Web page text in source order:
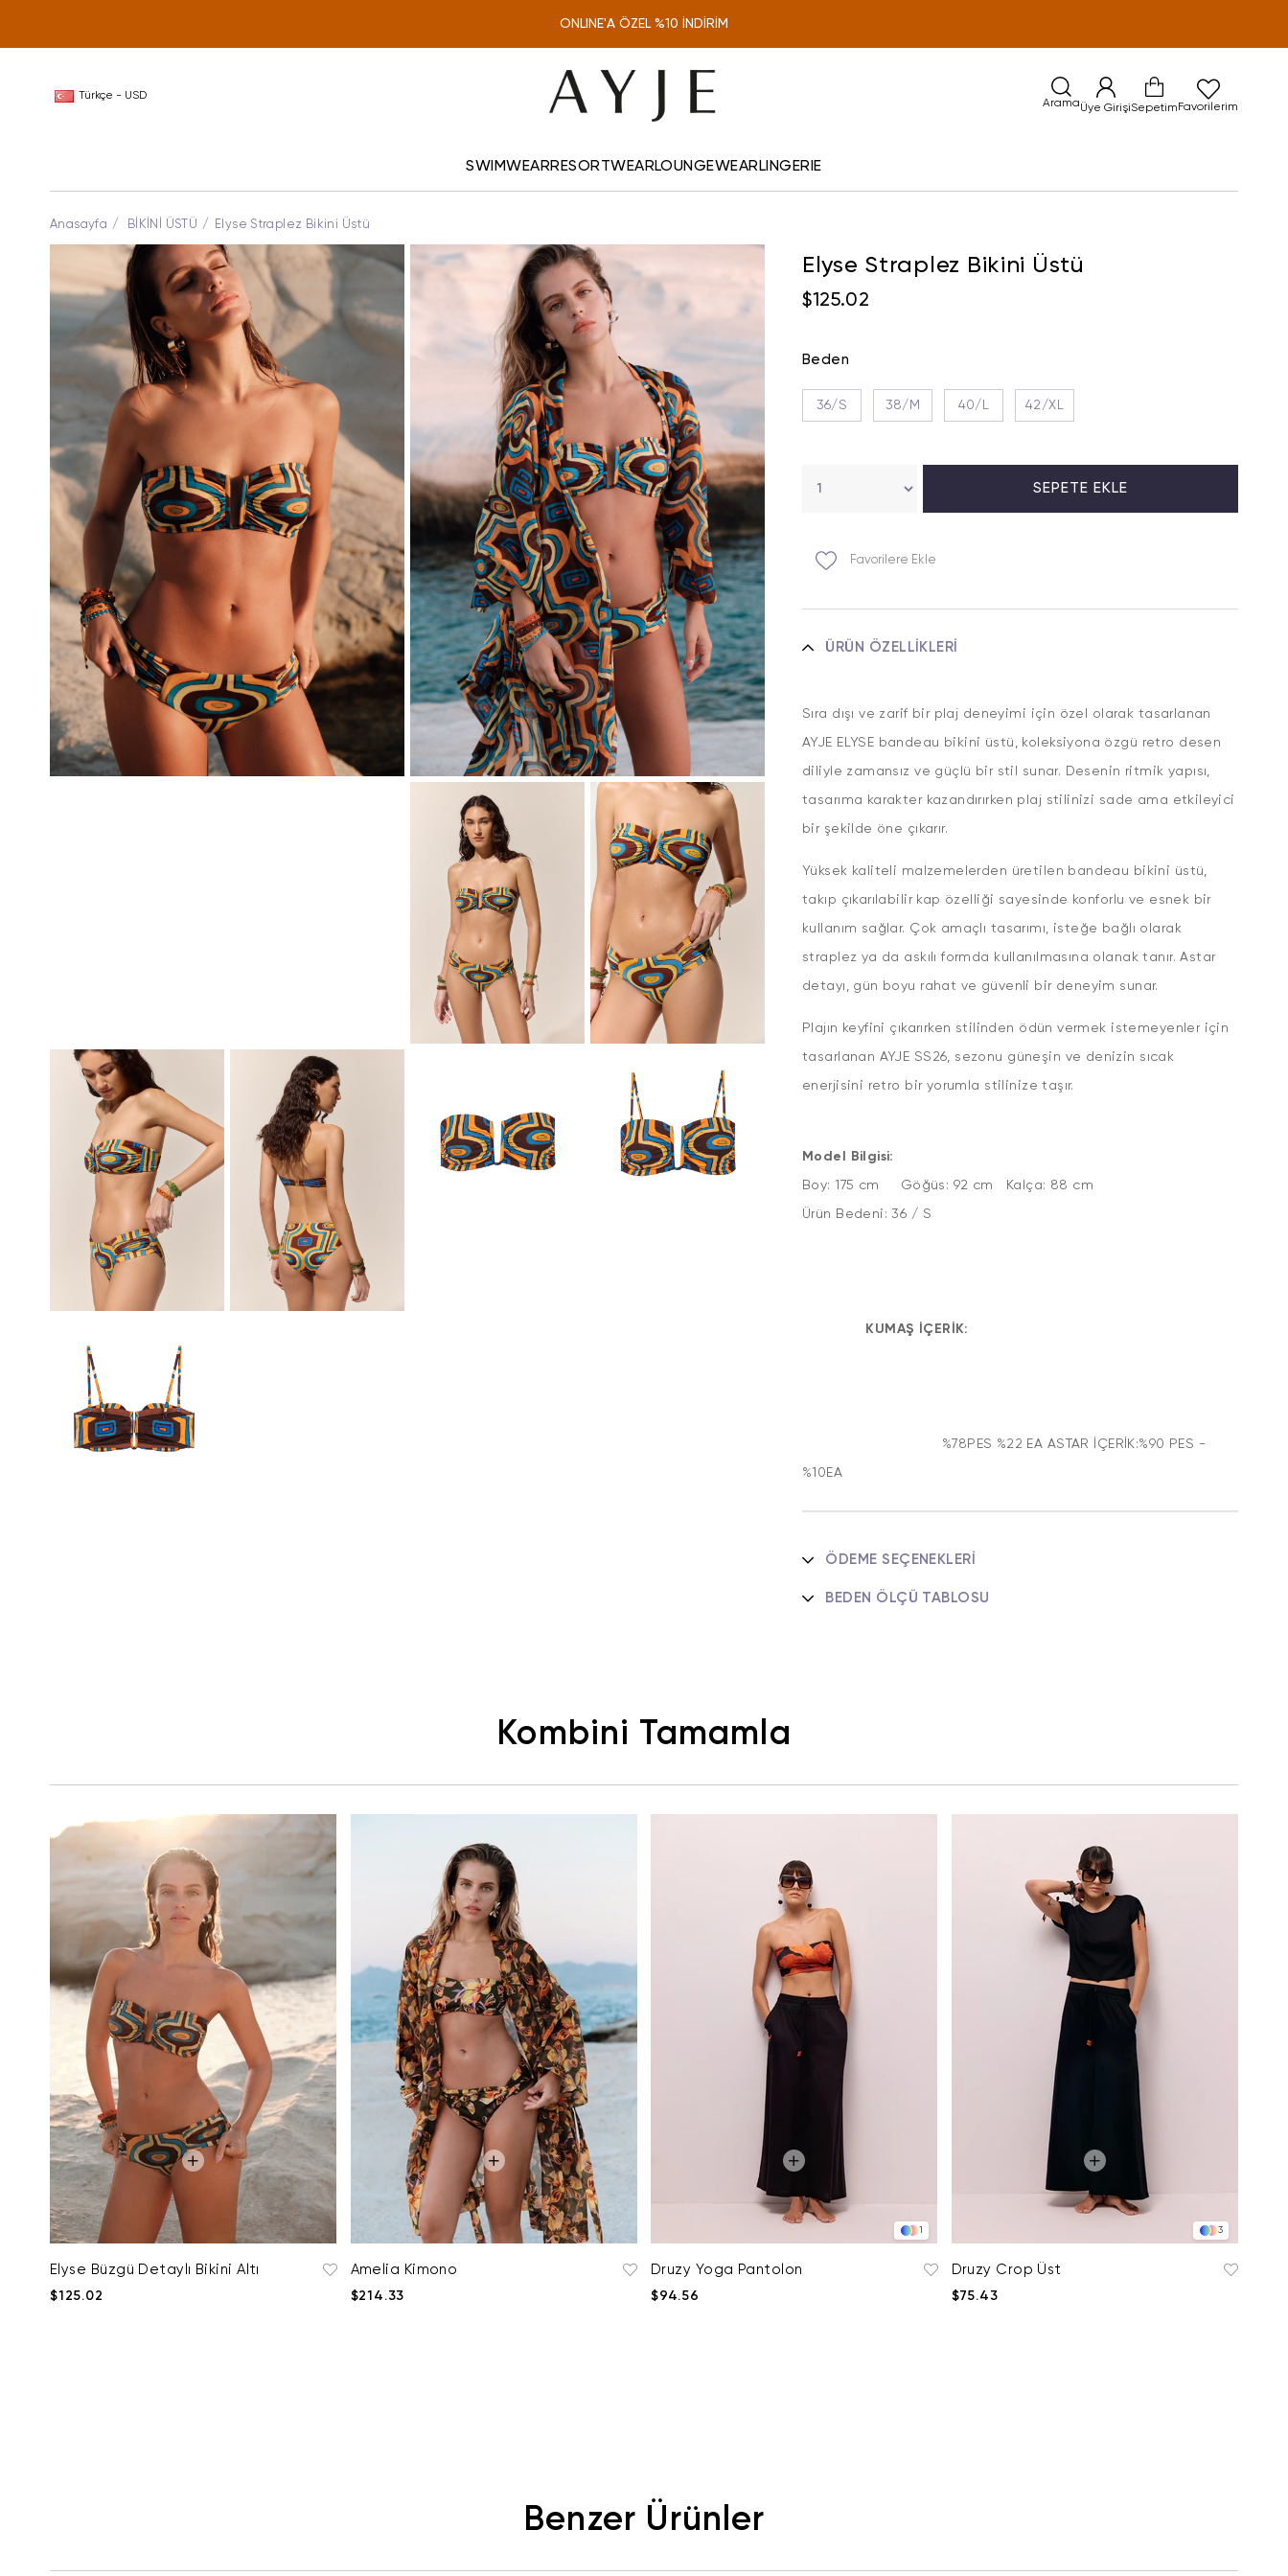
ONLINE'A ÖZEL %10 İNDİRİM
Türkçe - USD
AramaÜye GirişiSepetim Favorilerim
SWIMWEARRESORTWEARLOUNGEWEARLINGERIE
Anasayfa BİKİNİ ÜSTÜ Elyse Straplez Bikini Üstü
Elyse Straplez Bikini Üstü
$125.02
Beden
36/S 38/M 40/L 42/XL
Favorilere Ekle
ÜRÜN ÖZELLIKLERI
Sıra dışı ve zarif bir plaj deneyimi için özel olarak tasarlanan
AYJE ELYSE bandeau bikini üstü, koleksiyona özgü retro desen
diliyle zamansız ve güçlü bir stil sunar. Desenin ritmik yapısı,
tasarıma karakter kazandırırken plaj stilinizi sade ama etkileyici
bir şekilde öne çıkarır.
Yüksek kaliteli malzemelerden üretilen bandeau bikini üstü,
takıp çıkarılabilir kap özelliği sayesinde konforlu ve esnek bir
kullanım sağlar. Çok amaçlı tasarımı, isteğe bağlı olarak
straplez ya da askılı formda kullanılmasına olanak tanır. Astar
detayı, gün boyu rahat ve güvenli bir deneyim sunar.
Plajın keyfini çıkarırken stilinden ödün vermek istemeyenler için
tasarlanan AYJE SS26, sezonu güneşin ve denizin sıcak
enerjisini retro bir yorumla stilinize taşır.
Model Bilgisi:
Boy: 175 cm Göğüs: 92 cm Kalça: 88 cm
Ürün Bedeni: 36 / S
KUMAŞ İÇERİK:
%78PES %22 EA ASTAR İÇERİK:%90 PES -
%10EA
ÖDEME SEÇENEKLERI
BEDEN ÖLÇÜ TABLOSU
Kombini Tamamla
Elyse Büzgü Detaylı Bikini Altı
$125.02
Amelia Kimono
$214.33
1
Druzy Yoga Pantolon
$94.56
3
Druzy Crop Üst
$75.43
Benzer Ürünler